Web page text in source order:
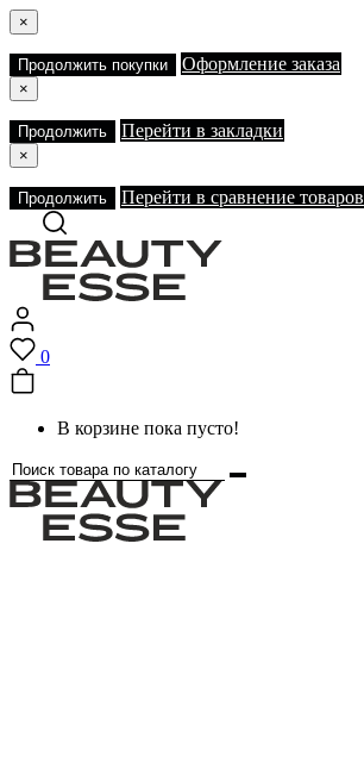
×
Продолжить покупки Оформление заказа
×
Продолжить Перейти в закладки
×
Продолжить Перейти в сравнение товаров
0
В корзине пока пусто!